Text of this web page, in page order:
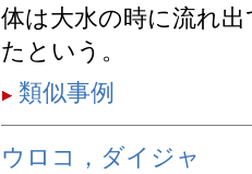
体は大水の時に流れ
たという。
類似事例
ウロコ，ダイジャ